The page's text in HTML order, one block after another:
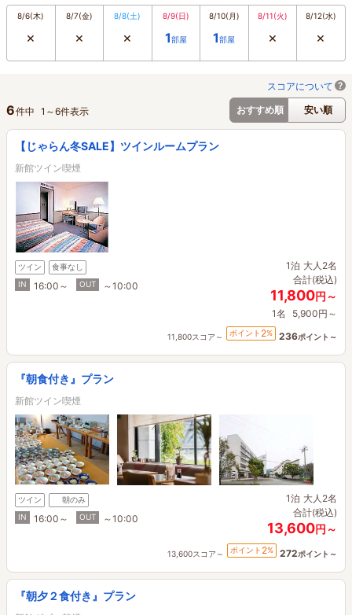
8/6(木)
×
8/7(金)
×
8/8(土)
×
8/9(日)
1部屋
8/10(月)
1部屋
8/11(火)
×
8/12(水)
×
スコアについて
おすすめ順
安い順
6件中 1 ～6件表示
【じゃらん冬SALE】ツインルームプラン
新館ツイン喫煙
ツイン
食事なし
IN
16:00～ OUT ～10:00
1泊 大人2名
合計(税込)
11,800円～
1名 5,900円～
11,800スコア～ ポイント 2% 236ポイント～
『朝食付き』プラン
新館ツイン喫煙
ツイン
朝のみ
IN
16:00～ OUT ～10:00
1泊 大人2名
合計(税込)
13,600円～
13,600スコア～ ポイント 2% 272ポイント～
『朝夕２食付き』プラン